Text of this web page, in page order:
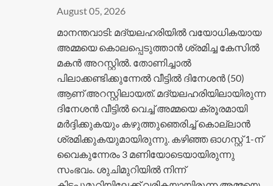
August 05, 2026
മാനന്തവാടി: മദ്യലഹരിയിൽ വയോധികയായ
അമ്മയെ കൊലപ്പെടുത്താൻ ശ്രമിച്ച കേസിൽ
മകൻ അറസ്റ്റിൽ. തോണിച്ചാൽ
പിലാക്കണ്ടിക്കുന്നേൽ വീട്ടിൽ ദിനേശൻ (50)
ആണ് അറസ്റ്റിലായത്. മദ്യലഹരിയിലായിരുന്ന
ദിനേശൻ വീട്ടിൽ വെച്ച് അമ്മയെ ക്രൂരമായി
മർദ്ദിക്കുകയും കഴുത്തുഞെരിച്ച് കൊല്ലാൻ
ശ്രമിക്കുകയുമായിരുന്നു. കഴിഞ്ഞ ഓഗസ്റ്റ് 1-ന്
വൈകുന്നേരം 3 മണിയോടെയായിരുന്നു
സംഭവം. ശുചിമുറിയിൽ നിന്ന്